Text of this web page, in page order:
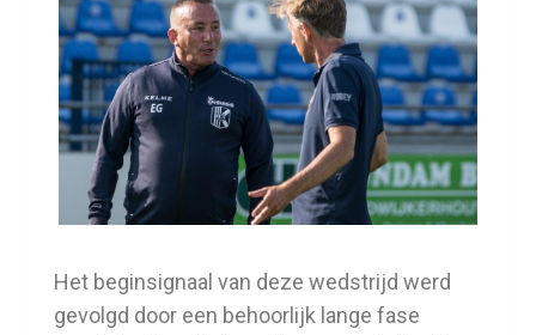
Het beginsignaal van deze wedstrijd werd
gevolgd door een behoorlijk lange fase